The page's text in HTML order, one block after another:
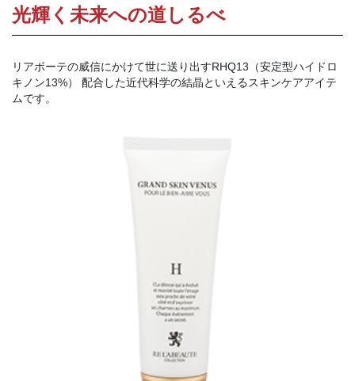
光輝く未来への道しるべ
リアボーテの威信にかけて世に送り出すRHQ13（安定型ハイドロ
キノン13%） 配合した近代科学の結晶といえるスキンケアアイテ
ムです。